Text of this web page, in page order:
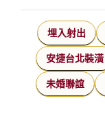
埋入射出
安捷台北裝潢
未婚聯誼